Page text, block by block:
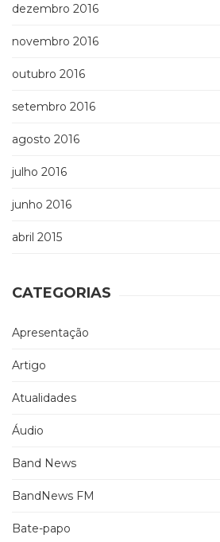
dezembro 2016
novembro 2016
outubro 2016
setembro 2016
agosto 2016
julho 2016
junho 2016
abril 2015
CATEGORIAS
Apresentação
Artigo
Atualidades
Áudio
Band News
BandNews FM
Bate-papo